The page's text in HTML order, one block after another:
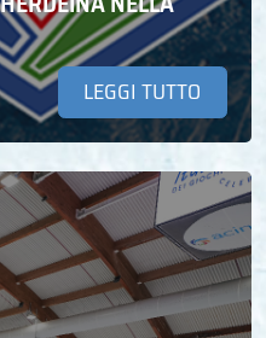
LEGGI TUTTO